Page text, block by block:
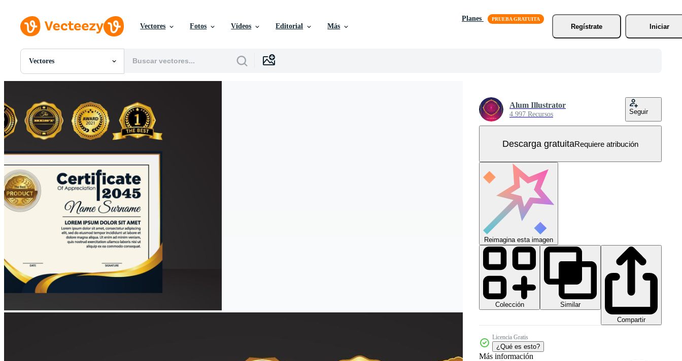
Vectores Fotos Vídeos Editorial Más
Planes
Regístrate
Iniciar
Vectores
Todas Imágenes
PSDs
SVGs
Plantillas
Vectores
Gráficos en Movimiento
Imágenes Editoriales
Eventos Editoriales
Alum Illustrator
4.997 Recursos Seguir
Descarga gratuitaRequiere atribución
Reimagina esta imagen
Colección
Similar
Compartir
Licencia Gratis
¿Qué es esto?
Más información